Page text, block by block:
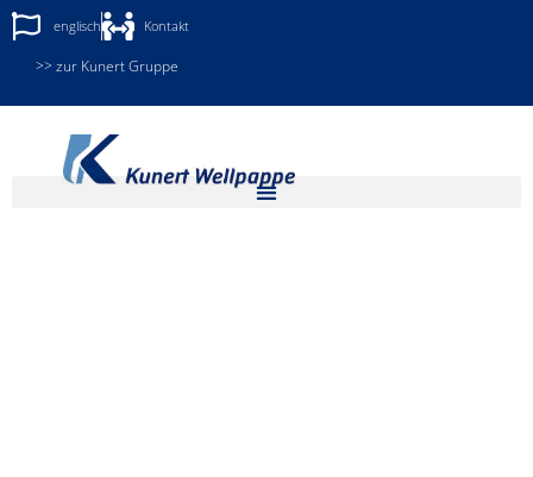
englisch Kontakt
>> zur Kunert Gruppe